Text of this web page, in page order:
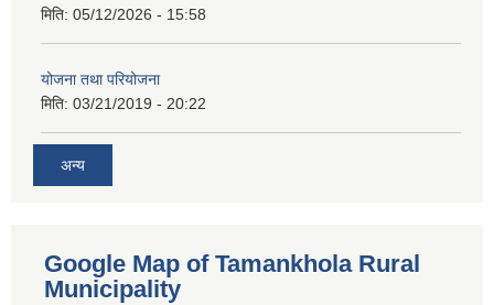
मिति: 05/12/2026 - 15:58
योजना तथा परियोजना
मिति: 03/21/2019 - 20:22
अन्य
Google Map of Tamankhola Rural
Municipality